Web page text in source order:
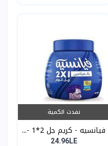
نفدت الكمية
فيانسيه - كريم جل 2*1 -...
24.96LE